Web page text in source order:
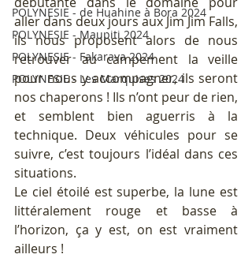
POLYNESIE - de Huahine à Bora 2024
POLYNESIE - Maupiti 2024
POLYNESIE - Fakarava 2024
POLYNESIE - Les Marquises 2024
aller dans deux jours aux Jim Jim Falls,
ils nous proposent alors de nous
retrouver au campement la veille
pour nous y accompagner, ils seront
nos chaperons ! Ils n’ont peur de rien,
et semblent bien aguerris à la
technique. Deux véhicules pour se
suivre, c’est toujours l’idéal dans ces
situations.
Le ciel étoilé est superbe, la lune est
littéralement rouge et basse à
l’horizon, ça y est, on est vraiment
ailleurs !